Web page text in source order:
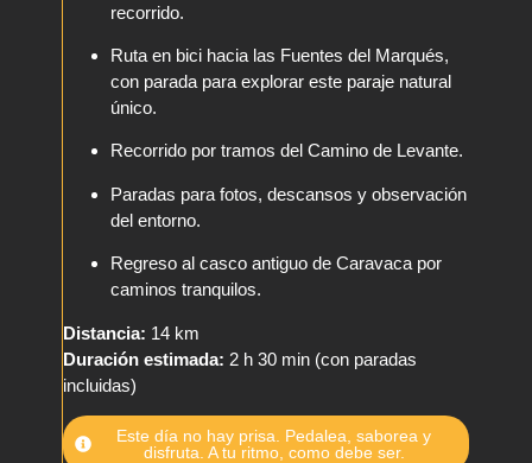
recorrido.
Ruta en bici hacia las Fuentes del Marqués,
con parada para explorar este paraje natural
único.
Recorrido por tramos del Camino de Levante.
Paradas para fotos, descansos y observación
del entorno.
Regreso al casco antiguo de Caravaca por
caminos tranquilos.
Distancia: 14 km
Duración estimada: 2 h 30 min (con paradas
incluidas)
Este día no hay prisa. Pedalea, saborea y
disfruta. A tu ritmo, como debe ser.